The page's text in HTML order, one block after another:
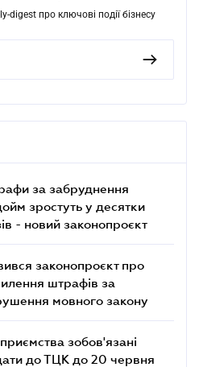
digest про ключові події бізнесу
за забруднення
зростуть у десятки
- новий законопроєкт
законопроєкт про
штрафів за
мовного закону
зобов'язані
до ТЦК до 20 червня